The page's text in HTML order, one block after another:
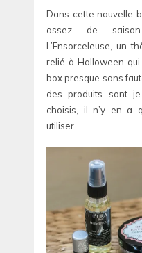
Dans cette nouvelle
assez de
L’Ensorceleuse, un
relié à Halloween qui
box presque sans
des produits sont
choisis, il n’y en a
utiliser.